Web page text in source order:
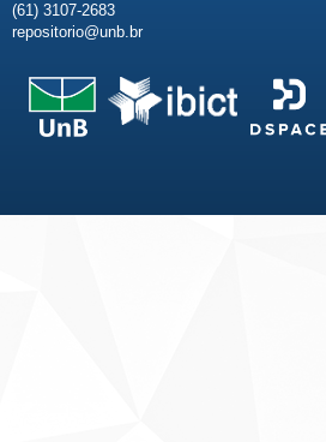
(61) 3107-2683
repositorio@unb.br